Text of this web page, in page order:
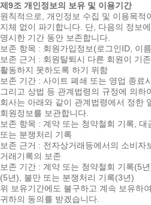
제9조 개인정보의 보유 및 이용기간
원칙적으로, 개인정보 수집 및 이용목적
지체 없이 파기합니다. 단, 다음의 정보
명시한 기간 동안 보존합니다.
보존 항목 : 회원가입정보(로그인ID, 이
보존 근거 : 회원탈퇴시 다른 회원이 기
활동하지 못하도록 하기 위함
보존 기간 : 사이트 폐쇄 또는 영업 종료
그리고 상법 등 관계법령의 규정에 의하
회사는 아래와 같이 관계법령에서 정한
회원정보를 보관합니다.
보존 항목 : 계약 또는 청약철회 기록,
또는 분쟁처리 기록
보존 근거 : 전자상거래등에서의 소비자
거래기록의 보존
보존 기간 : 계약 또는 청약철회 기록(5
(5년), 불만 또는 분쟁처리 기록(3년)
위 보유기간에도 불구하고 계속 보유하
귀하의 동의를 받겠습니다.